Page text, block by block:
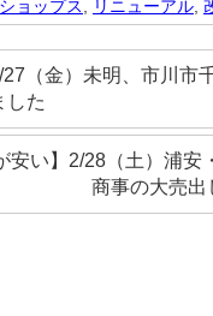
ショップス, リニューアル,
（金）未明、市川市
した
安い】2/28（土）浦安
商事の大売出